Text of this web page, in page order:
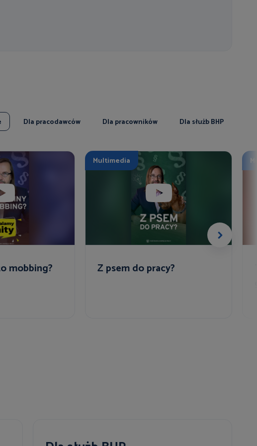
Dla pracodawców Dla pracowników Dla służb BHP
mobbing?
Multimedia
Z psem do pracy?